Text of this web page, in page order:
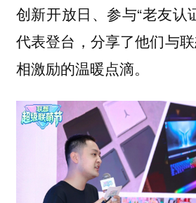
创新开放日、参与“老友认
代表登台，分享了他们与
相激励的温暖点滴。